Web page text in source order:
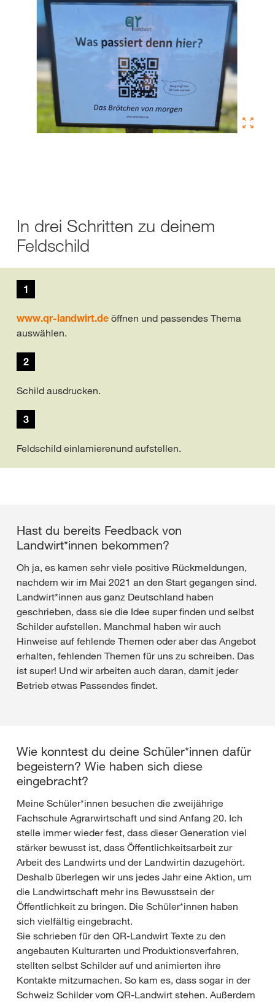
In drei Schritten zu deinem
Feldschild
1
www.qr-landwirt.de öffnen und passendes Thema
auswählen.
2
Schild ausdrucken.
3
Feldschild einlamierenund aufstellen.
Hast du bereits Feedback von
Landwirt*innen bekommen?
Oh ja, es kamen sehr viele positive Rückmeldungen,
nachdem wir im Mai 2021 an den Start gegangen sind.
Landwirt*innen aus ganz Deutschland haben
geschrieben, dass sie die Idee super finden und selbst
Schilder aufstellen. Manchmal haben wir auch
Hinweise auf fehlende Themen oder aber das Angebot
erhalten, fehlenden Themen für uns zu schreiben. Das
ist super! Und wir arbeiten auch daran, damit jeder
Betrieb etwas Passendes findet.
Wie konntest du deine Schüler*innen dafür
begeistern? Wie haben sich diese
eingebracht?
Meine Schüler*innen besuchen die zweijährige
Fachschule Agrarwirtschaft und sind Anfang 20. Ich
stelle immer wieder fest, dass dieser Generation viel
stärker bewusst ist, dass Öffentlichkeitsarbeit zur
Arbeit des Landwirts und der Landwirtin dazugehört.
Deshalb überlegen wir uns jedes Jahr eine Aktion, um
die Landwirtschaft mehr ins Bewusstsein der
Öffentlichkeit zu bringen. Die Schüler*innen haben
sich vielfältig eingebracht.
Sie schrieben für den QR-Landwirt Texte zu den
angebauten Kulturarten und Produktionsverfahren,
stellten selbst Schilder auf und animierten ihre
Kontakte mitzumachen. So kam es, dass sogar in der
Schweiz Schilder vom QR-Landwirt stehen. Außerdem